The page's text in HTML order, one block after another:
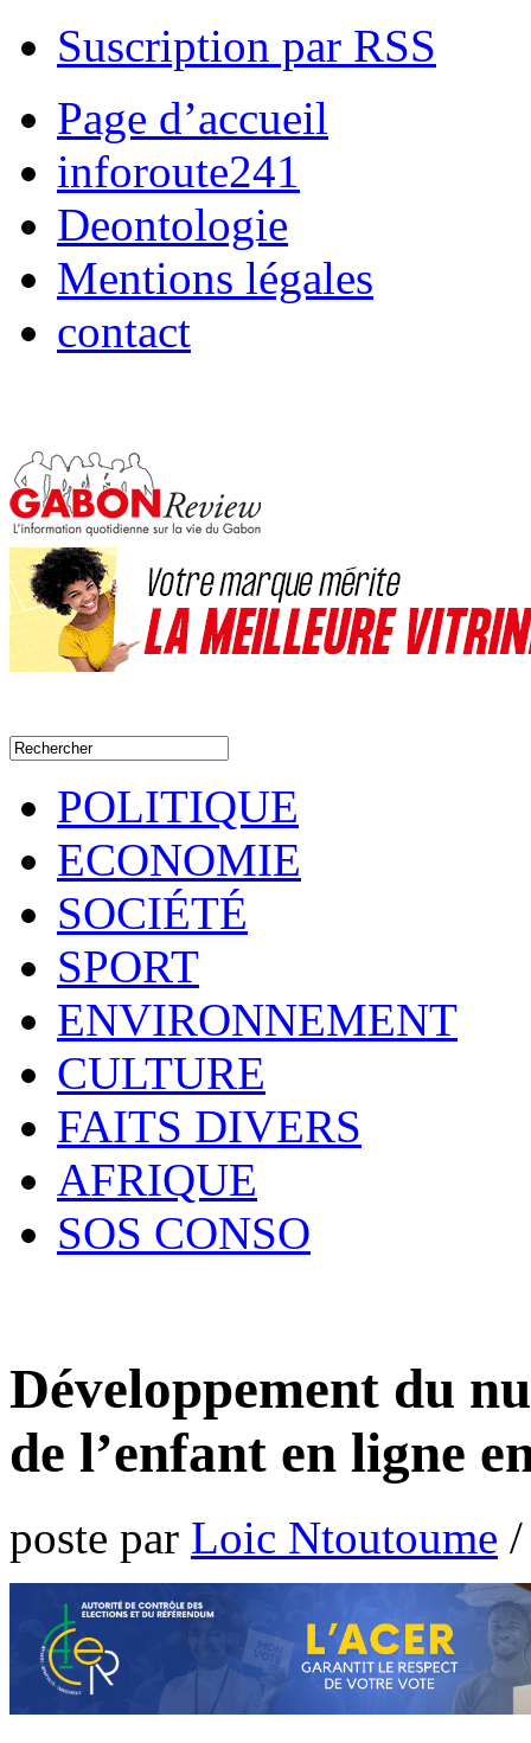
Suscription par RSS
Page d’accueil
inforoute241
Deontologie
Mentions légales
contact
POLITIQUE
ECONOMIE
SOCIÉTÉ
SPORT
ENVIRONNEMENT
CULTURE
FAITS DIVERS
AFRIQUE
SOS CONSO
Développement du
de l’enfant en ligne
poste par Loic Ntoutoume